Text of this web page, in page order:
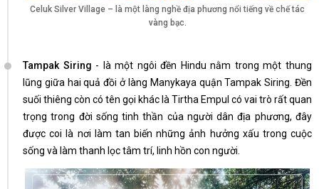
Celuk Silver Village – là một làng nghề địa phương nổi tiếng về chế tác
vàng bạc.
Tampak Siring - là một ngôi đền Hindu nằm trong một thung
lũng giữa hai quả đồi ở làng Manykaya quận Tampak Siring. Đền
suối thiêng còn có tên gọi khác là Tirtha Empul có vai trò rất quan
trọng trong đời sống tinh thần của người dân địa phương, đây
được coi là nơi làm tan biến những ảnh hưởng xấu trong cuộc
sống và làm thanh lọc tâm trí, linh hồn con người.